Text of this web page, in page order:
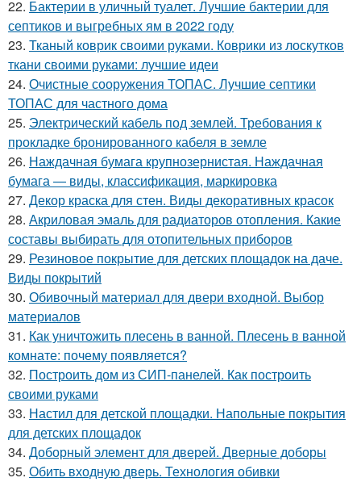
22. Бактерии в уличный туалет. Лучшие бактерии для
септиков и выгребных ям в 2022 году
23. Тканый коврик своими руками. Коврики из лоскутков
ткани своими руками: лучшие идеи
24. Очистные сооружения ТОПАС. Лучшие септики
ТОПАС для частного дома
25. Электрический кабель под землей. Требования к
прокладке бронированного кабеля в земле
26. Наждачная бумага крупнозернистая. Наждачная
бумага — виды, классификация, маркировка
27. Декор краска для стен. Виды декоративных красок
28. Акриловая эмаль для радиаторов отопления. Какие
составы выбирать для отопительных приборов
29. Резиновое покрытие для детских площадок на даче.
Виды покрытий
30. Обивочный материал для двери входной. Выбор
материалов
31. Как уничтожить плесень в ванной. Плесень в ванной
комнате: почему появляется?
32. Построить дом из СИП-панелей. Как построить
своими руками
33. Настил для детской площадки. Напольные покрытия
для детских площадок
34. Доборный элемент для дверей. Дверные доборы
35. Обить входную дверь. Технология обивки